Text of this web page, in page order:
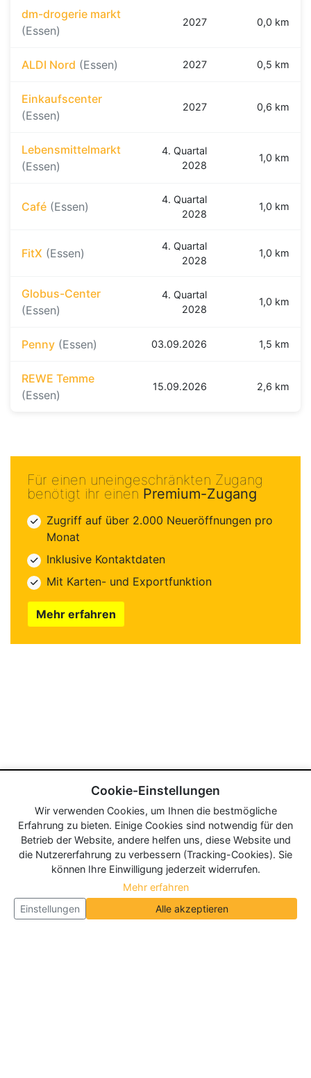
dm-drogerie markt
(Essen)
2027 0,0 km
ALDI Nord (Essen) 2027 0,5 km
Einkaufscenter
(Essen)
2027 0,6 km
Lebensmittelmarkt
(Essen)
4. Quartal
2028
1,0 km
Café (Essen)
4. Quartal
2028
1,0 km
FitX (Essen)
4. Quartal
2028
1,0 km
Globus-Center
(Essen)
4. Quartal
2028
1,0 km
Penny (Essen) 03.09.2026 1,5 km
REWE Temme
(Essen)
15.09.2026 2,6 km
Für einen uneingeschränkten Zugang
benötigt ihr einen Premium-Zugang
Zugriff auf über 2.000 Neueröffnungen pro
Monat
Inklusive Kontaktdaten
Mit Karten- und Exportfunktion
Mehr erfahren
Cookie-Einstellungen
Wir verwenden Cookies, um Ihnen die bestmögliche
Erfahrung zu bieten. Einige Cookies sind notwendig für den
Betrieb der Website, andere helfen uns, diese Website und
die Nutzererfahrung zu verbessern (Tracking-Cookies). Sie
können Ihre Einwilligung jederzeit widerrufen.
Mehr erfahren
Einstellungen
Alle akzeptieren